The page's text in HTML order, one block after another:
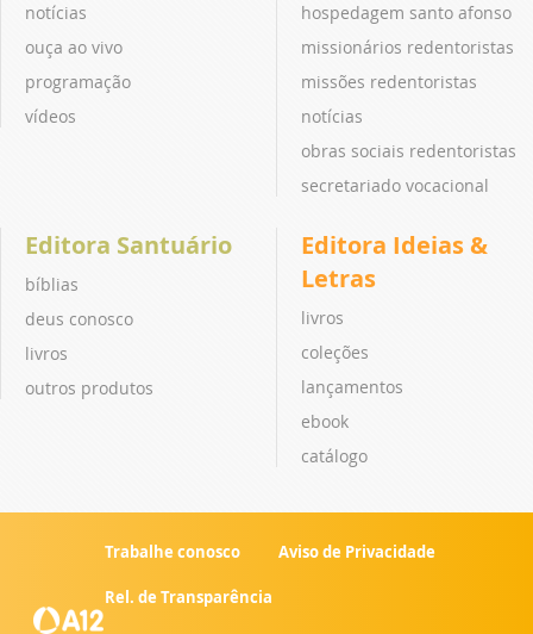
notícias
ouça ao vivo
programação
vídeos
hospedagem santo afonso
missionários redentoristas
missões redentoristas
notícias
obras sociais redentoristas
secretariado vocacional
Editora Santuário
bíblias
deus conosco
livros
outros produtos
Editora Ideias &
Letras
livros
coleções
lançamentos
ebook
catálogo
Trabalhe conosco Aviso de Privacidade
Rel. de Transparência